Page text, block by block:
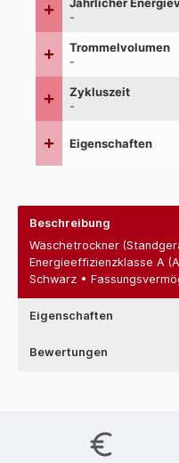
Beschreibung
Wäschetrockner
Energieeffizienzklasse A
Schwarz •
Eigenschaften
Bewertungen